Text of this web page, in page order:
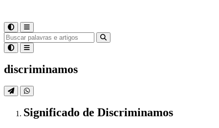
discriminamos
Significado de Discriminamos